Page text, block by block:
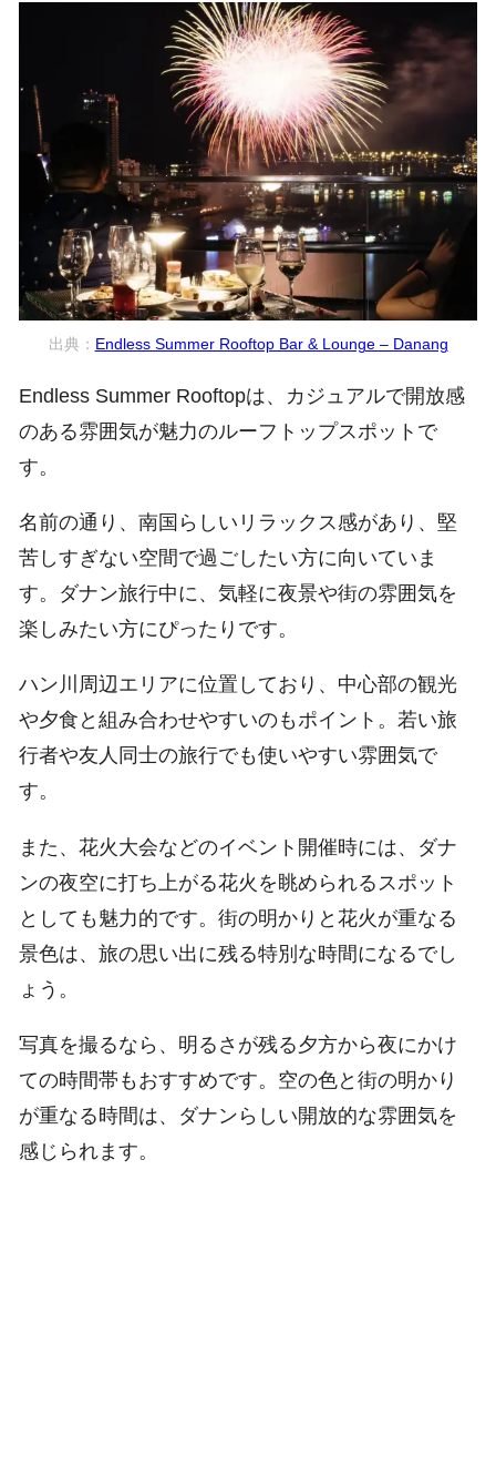
出典： Endless Summer Rooftop Bar & Lounge – Danang
Endless Summer Rooftopは、カジュアルで開放感
のある雰囲気が魅力のルーフトップスポットで
す。
名前の通り、南国らしいリラックス感があり、堅
苦しすぎない空間で過ごしたい方に向いていま
す。ダナン旅行中に、気軽に夜景や街の雰囲気を
楽しみたい方にぴったりです。
ハン川周辺エリアに位置しており、中心部の観光
や夕食と組み合わせやすいのもポイント。若い旅
行者や友人同士の旅行でも使いやすい雰囲気で
す。
また、花火大会などのイベント開催時には、ダナ
ンの夜空に打ち上がる花火を眺められるスポット
としても魅力的です。街の明かりと花火が重なる
景色は、旅の思い出に残る特別な時間になるでし
ょう。
写真を撮るなら、明るさが残る夕方から夜にかけ
ての時間帯もおすすめです。空の色と街の明かり
が重なる時間は、ダナンらしい開放的な雰囲気を
感じられます。
現地ツアーをチェック